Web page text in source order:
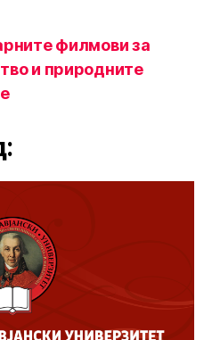
филмови за
и природните